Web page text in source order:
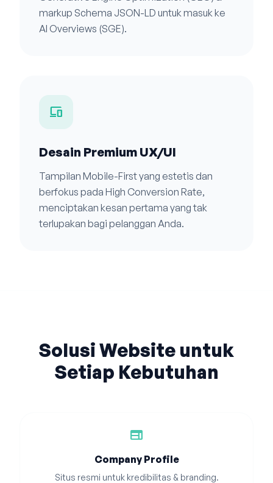
markup Schema JSON-LD untuk masuk ke
AI Overviews (SGE).
devices
Desain Premium UX/UI
Tampilan Mobile-First yang estetis dan
berfokus pada High Conversion Rate,
menciptakan kesan pertama yang tak
terlupakan bagi pelanggan Anda.
Solusi Website untuk
Setiap Kebutuhan
web
Company Profile
Situs resmi untuk kredibilitas & branding.